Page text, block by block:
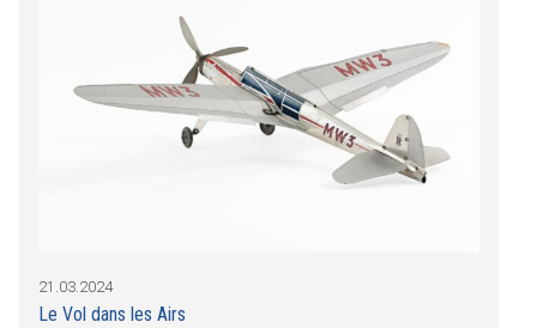
21.03.2024
Le Vol dans les Airs